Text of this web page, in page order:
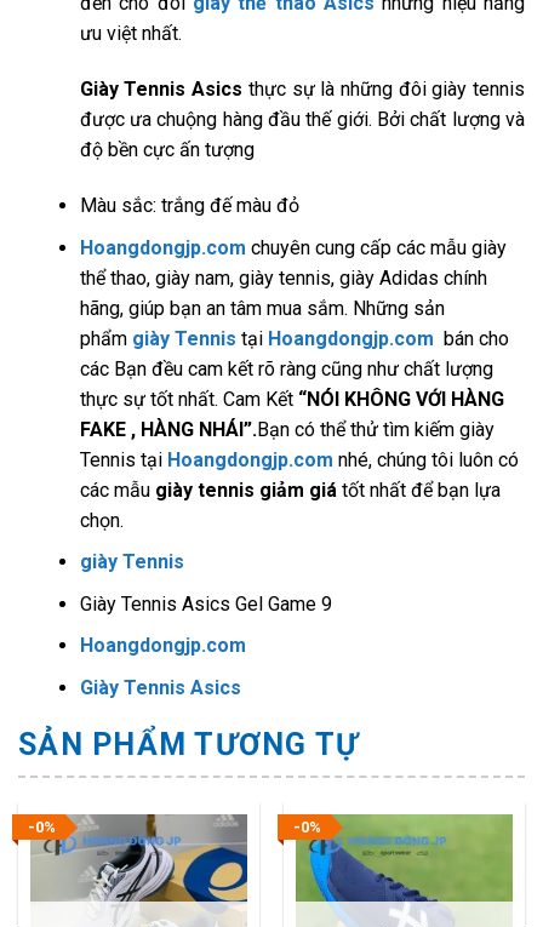
ưu việt nhất.
Giày Tennis Asics thực sự là những đôi giày tennis
được ưa chuộng hàng đầu thế giới. Bởi chất lượng và
độ bền cực ấn tượng
Màu sắc: trắng đế màu đỏ
Hoangdongjp.com chuyên cung cấp các mẫu giày
thể thao, giày nam, giày tennis, giày Adidas chính
hãng, giúp bạn an tâm mua sắm. Những sản
phẩm giày Tennis tại Hoangdongjp.com bán cho
các Bạn đều cam kết rõ ràng cũng như chất lượng
thực sự tốt nhất. Cam Kết “NÓI KHÔNG VỚI HÀNG
FAKE , HÀNG NHÁI”.Bạn có thể thử tìm kiếm giày
Tennis tại Hoangdongjp.com nhé, chúng tôi luôn có
các mẫu giày tennis giảm giá tốt nhất để bạn lựa
chọn.
giày Tennis
Giày Tennis Asics Gel Game 9
Hoangdongjp.com
Giày Tennis Asics
SẢN PHẨM TƯƠNG TỰ
-0% -0%